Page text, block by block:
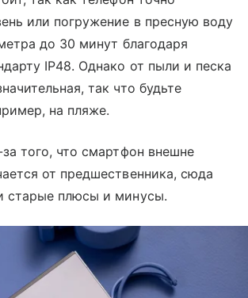
или погружение в пресную воду
до 30 минут благодаря
IP48. Однако от пыли и песка
так что будьте
на пляже.
того, что смартфон внешне
от предшественника, сюда
старые плюсы и минусы.